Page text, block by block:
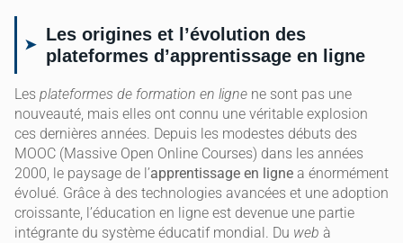
Les origines et l’évolution des
plateformes d’apprentissage en ligne
Les plateformes de formation en ligne ne sont pas une
nouveauté, mais elles ont connu une véritable explosion
ces dernières années. Depuis les modestes débuts des
MOOC (Massive Open Online Courses) dans les années
2000, le paysage de l’apprentissage en ligne a énormément
évolué. Grâce à des technologies avancées et une adoption
croissante, l’éducation en ligne est devenue une partie
intégrante du système éducatif mondial. Du web à